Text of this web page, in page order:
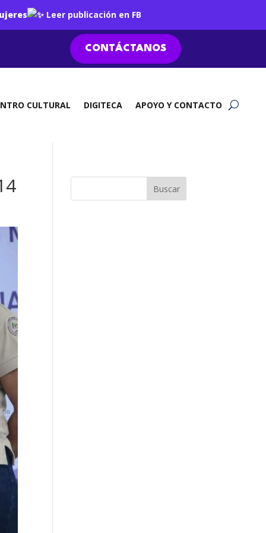
Leer publicación en FB
CONTÁCTANOS
CULTURAL DIGITECA APOYO Y CONTACTO